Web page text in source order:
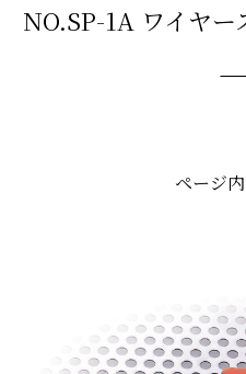
NO.SP-1A ワイヤ
ページ